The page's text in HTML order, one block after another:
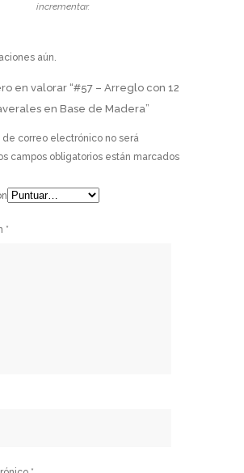
incrementar.
aún.
en valorar “#57 – Arreglo con 12
en Base de Madera”
correo electrónico no será
campos obligatorios están marcados
*